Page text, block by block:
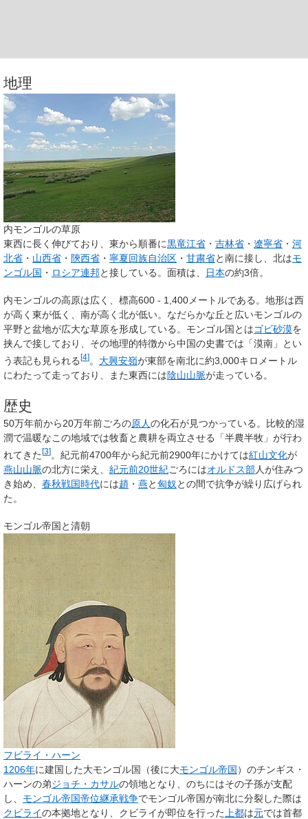
地理
内モンゴルの草原
東西に長く伸びており、東から順番に黒竜江省 ・ 吉林省 ・ 遼寧省 ・ 河
北省 ・ 山西省 ・ 陝西省 ・ 寧夏回族自治区 ・ 甘粛省と南に接し、北はモ
ンゴル国 ・ ロシア連邦と接している。面積は、 日本の約3倍。
内モンゴルの高原は広く、標高600 - 1,400メートルである。地形は西
が高く東が低く、南が高く北が低い。なだらかな丘と広いモンゴルの
平野と盆地が広大な草原を形成している。モンゴル国とはゴビ砂漠を
挟んで接しており、その地理的特徴から中国の史書では「漠南」とい
う表記も見られる[4]。 大興安嶺が東部を南北に約3,000キロメートル
にわたって走っており、また東西には陰山山脈が走っている。
歴史
50万年前から20万年前ごろの原人の化石が見つかっている。比較的湿
潤で温暖なこの地域では牧畜と農耕を両立させる「半農半牧」が行わ
れてきた [3] 。紀元前4700年から紀元前2900年にかけては紅山文化が
燕山山脈の北方に栄え、 紀元前20世紀ごろにはオルドス部人が住みつ
き始め、 春秋戦国時代には趙 ・ 燕と匈奴 との間で抗争が繰り広げられ
た。
モンゴル帝国と清朝
フビライ・ハーン
1206年に建国した大モンゴル国（後に大モンゴル帝国）のチンギス・
ハーンの弟ジョチ・カサルの領地となり、のちにはその子孫が支配
し、 モンゴル帝国帝位継承戦争でモンゴル帝国が南北に分裂した際は
クビライの本拠地となり、クビライが即位を行った 上都は元では首都